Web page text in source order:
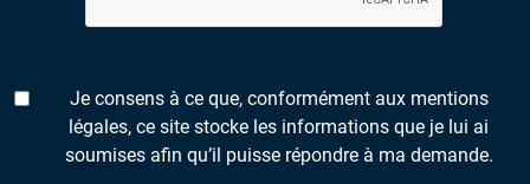
Je consens à ce que, conformément aux mentions
légales, ce site stocke les informations que je lui ai
soumises afin qu’il puisse répondre à ma demande.